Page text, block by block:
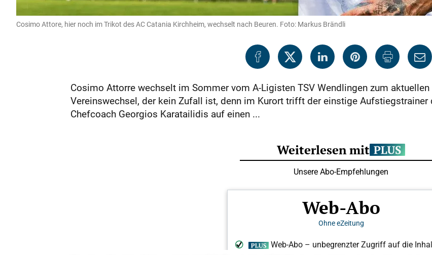
Cosimo Attore, hier noch im Trikot des AC Catania Kirchheim, wechselt nach Beuren. Foto: Markus Brändli
Cosimo Attorre wechselt im Sommer vom A-Ligisten TSV Wendlingen zum
Vereinswechsel, der kein Zufall ist, denn im Kurort trifft der einstige Aufstiegstrainer
Chefcoach Georgios Karatailidis auf einen ...